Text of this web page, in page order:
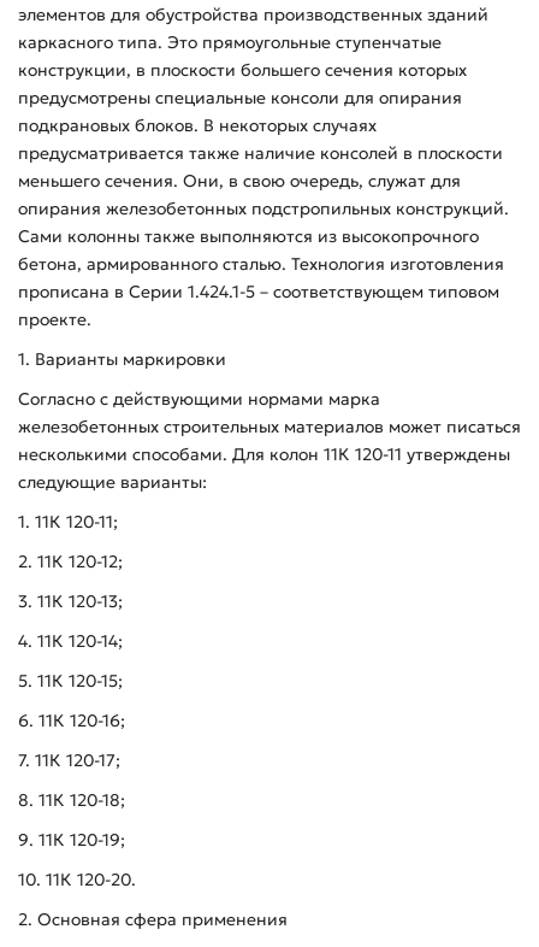
элементов для обустройства производственных зданий
каркасного типа. Это прямоугольные ступенчатые
конструкции, в плоскости большего сечения которых
предусмотрены специальные консоли для опирания
подкрановых блоков. В некоторых случаях
предусматривается также наличие консолей в плоскости
меньшего сечения. Они, в свою очередь, служат для
опирания железобетонных подстропильных конструкций.
Сами колонны также выполняются из высокопрочного
бетона, армированного сталью. Технология изготовления
прописана в Серии 1.424.1-5 – соответствующем типовом
проекте.
1. Варианты маркировки
Согласно с действующими нормами марка
железобетонных строительных материалов может писаться
несколькими способами. Для колон 11К 120-11 утверждены
следующие варианты:
1. 11К 120-11;
2. 11К 120-12;
3. 11К 120-13;
4. 11К 120-14;
5. 11К 120-15;
6. 11К 120-16;
7. 11К 120-17;
8. 11К 120-18;
9. 11К 120-19;
10. 11К 120-20.
2. Основная сфера применения